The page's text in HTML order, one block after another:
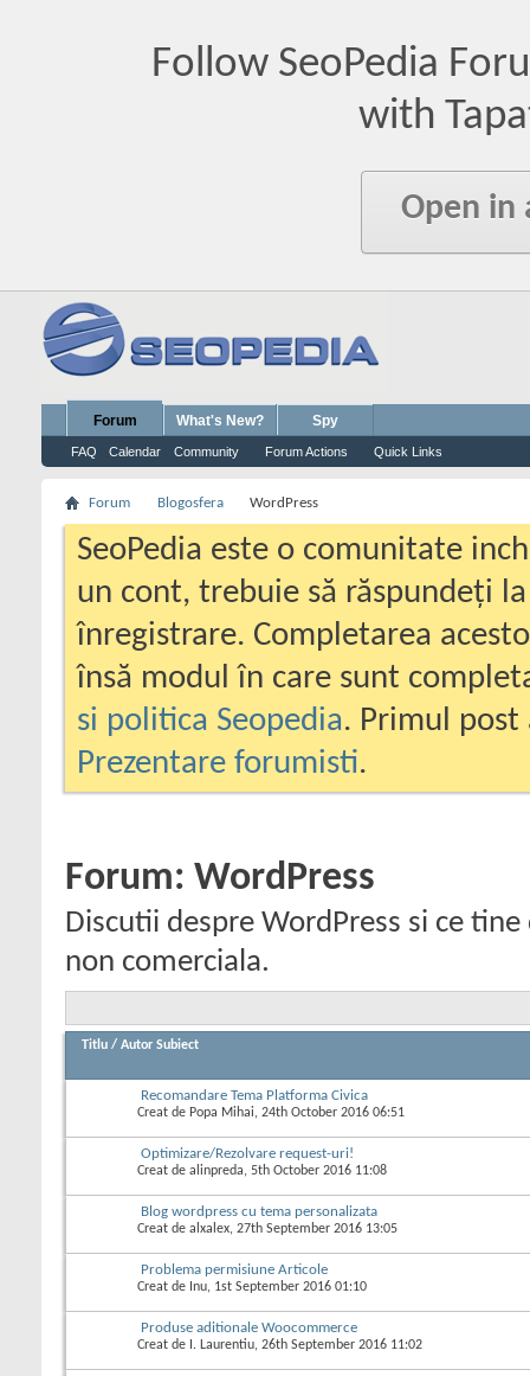
Follow SeoPedia
with
Open in
Forum
FAQ Calendar Community Forum Actions Quick Links
What's New? Spy
Forum Blogosfera WordPress
SeoPedia este o comunitate
un cont, trebuie să răspundeți
înregistrare. Completarea
însă modul în care sunt
si politica Seopedia. Primul
Prezentare forumisti.
Forum: WordPress
Discutii despre WordPress si ce
non comerciala.
Titlu / Autor Subiect
Recomandare Tema Platforma Civica
Creat de Popa Mihai, 24th October 2016 06:51
Optimizare/Rezolvare request-uri!
Creat de alinpreda, 5th October 2016 11:08
Blog wordpress cu tema personalizata
Creat de alxalex, 27th September 2016 13:05
Problema permisiune Articole
Creat de Inu, 1st September 2016 01:10
Produse aditionale Woocommerce
Creat de I. Laurentiu, 26th September 2016 11:02